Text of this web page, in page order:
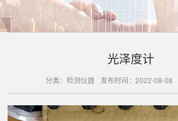
光泽度计
分类：检测仪器 发布时间：2022-08-08